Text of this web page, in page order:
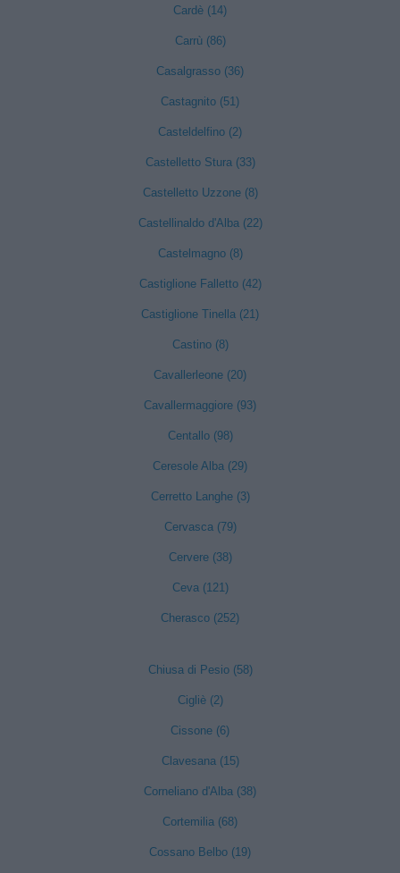
Cardè (14)
Carrù (86)
Casalgrasso (36)
Castagnito (51)
Casteldelfino (2)
Castelletto Stura (33)
Castelletto Uzzone (8)
Castellinaldo d'Alba (22)
Castelmagno (8)
Castiglione Falletto (42)
Castiglione Tinella (21)
Castino (8)
Cavallerleone (20)
Cavallermaggiore (93)
Centallo (98)
Ceresole Alba (29)
Cerretto Langhe (3)
Cervasca (79)
Cervere (38)
Ceva (121)
Cherasco (252)
Chiusa di Pesio (58)
Cigliè (2)
Cissone (6)
Clavesana (15)
Corneliano d'Alba (38)
Cortemilia (68)
Cossano Belbo (19)